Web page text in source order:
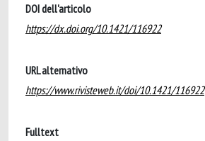
DOI dell'articolo
https://dx.doi.org/10.1421/116922
URL alternativo
https://www.rivisteweb.it/doi/10.1421/116922
Fulltext